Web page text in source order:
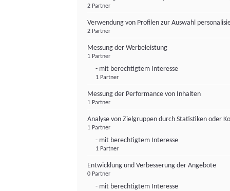
2 Partner
Verwendung von Profilen zur Auswahl
2 Partner
Messung der Werbeleistung
1 Partner
- mit berechtigtem Interesse
1 Partner
Messung der Performance von Inhalten
1 Partner
Analyse von Zielgruppen durch Statistiken oder
1 Partner
- mit berechtigtem Interesse
1 Partner
Entwicklung und Verbesserung der Angebote
0 Partner
- mit berechtigtem Interesse